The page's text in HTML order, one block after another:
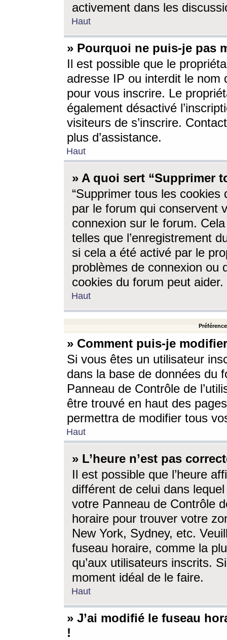
activement dans les
Haut
» Pourquoi ne puis-je pas
Il est possible que le
adresse IP ou interdit le nom
pour vous inscrire. Le
également désactivé
visiteurs de s’inscrire.
plus d’assistance.
Haut
» A quoi sert “Supprimer
“Supprimer tous les cookies
par le forum qui conservent
connexion sur le forum.
telles que l’enregistrement
si cela a été activé par le
problèmes de connexion ou
cookies du forum peut aider.
Haut
» Comment puis-je
Si vous êtes un utilisateur
dans la base de données du
Panneau de Contrôle de
être trouvé en haut des
permettra de modifier tous
Haut
» L’heure n’est pas
Il est possible que l’heure
différent de celui dans
votre Panneau de Contrôle
horaire pour trouver votre
New York, Sydney, etc.
fuseau horaire, comme la
qu’aux utilisateurs inscrits.
moment idéal de le faire.
Haut
» J’ai modifié le fuseau
!